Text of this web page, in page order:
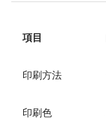
項目
印刷方法
印刷色